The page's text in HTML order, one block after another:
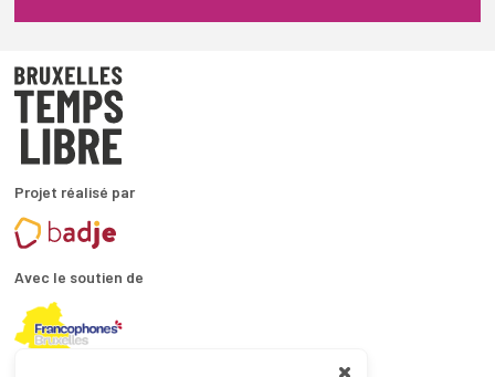
Projet réalisé par
Avec le soutien de